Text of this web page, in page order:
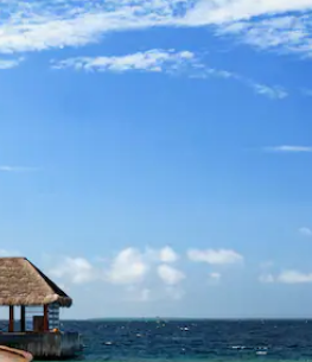
y hacia abajo o explora con el